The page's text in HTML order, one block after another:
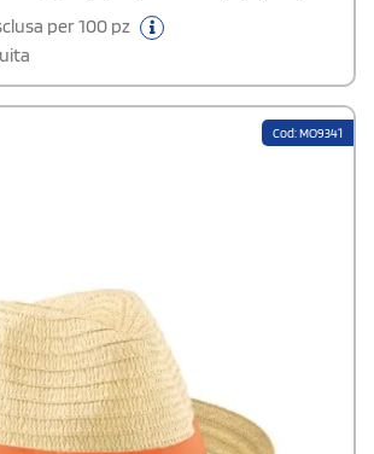
prodotto e l'altro, che possono influire sul
della personalizzazione. Questo gadget ha un
e può essere regalato durante
per 100 pz
Cod: MO9341